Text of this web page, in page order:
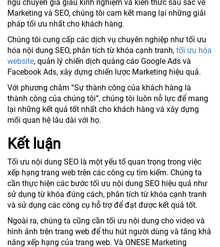
ngũ chuyên gia giàu kinh nghiệm và kiến thức sâu sắc về
Marketing và SEO, chúng tôi cam kết mang lại những giải
pháp tối ưu nhất cho khách hàng.
Chúng tôi cung cấp các dịch vụ chuyên nghiệp như tối ưu
hóa nội dung SEO, phân tích từ khóa cạnh tranh, tối ưu hóa
website, quản lý chiến dịch quảng cáo Google Ads và
Facebook Ads, xây dựng chiến lược Marketing hiệu quả.
Với phương châm “Sự thành công của khách hàng là
thành công của chúng tôi”, chúng tôi luôn nỗ lực để mang
lại những kết quả tốt nhất cho khách hàng và xây dựng
mối quan hệ lâu dài với họ.
Kết luận
Tối ưu nội dung SEO là một yếu tố quan trọng trong việc
xếp hạng trang web trên các công cụ tìm kiếm. Chúng ta
cần thực hiện các bước tối ưu nội dung SEO hiệu quả như
sử dụng từ khóa đúng cách, phân tích từ khóa cạnh tranh
và sử dụng các công cụ hỗ trợ để đạt được kết quả tốt.
Ngoài ra, chúng ta cũng cần tối ưu nội dung cho video và
hình ảnh trên trang web để thu hút người dùng và tăng khả
năng xếp hạng của trang web. Và ONESE Marketing